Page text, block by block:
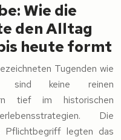
Wie die
den Alltag
heute formt
Tugenden wie
sind keine reinen
tief im historischen
Die
Pflichtbegriff legten das